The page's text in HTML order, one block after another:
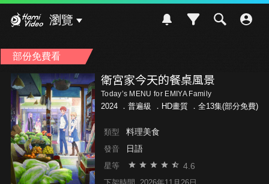
瀏覽
部份免費看
衛宮家今天的餐桌風景
Today’s MENU for EMIYA Family
2024 ． 普遍級 ．HD畫質 ．全13集(部分免費)
類型 料理美食
發音 日語
星等 4.6